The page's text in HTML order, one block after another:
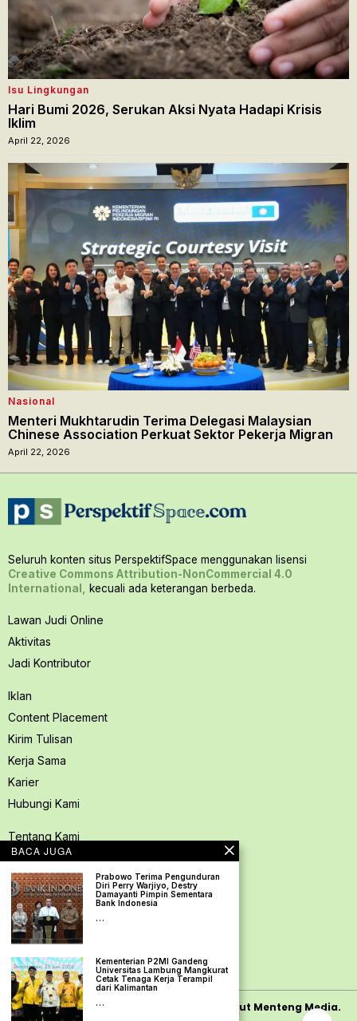
Isu Lingkungan
Hari Bumi 2026, Serukan Aksi Nyata Hadapi Krisis
Iklim
April 22, 2026
Nasional
Menteri Mukhtarudin Terima Delegasi Malaysian
Chinese Association Perkuat Sektor Pekerja Migran
April 22, 2026
Seluruh konten situs PerspektifSpace menggunakan lisensi
Creative Commons Attribution-NonCommercial 4.0
International,
kecuali ada keterangan berbeda.
Lawan Judi Online
Aktivitas
Jadi Kontributor
Iklan
Content Placement
Kirim Tulisan
Kerja Sama
Karier
Hubungi Kami
Tentang Kami
Redaksi PerspektifSpace
Kode Etik Jurnalistik
Pedoman Media Siber
Kebijakan Privasi
Pedoman Ramah Anak
Disclaimer
Copyright2026 PerspektifSpace | PT. Mamut Menteng Media.
BACA JUGA
Prabowo Terima Pengunduran
Diri Perry Warjiyo, Destry
Damayanti Pimpin Sementara
Bank Indonesia
…
Kementerian P2MI Gandeng
Universitas Lambung Mangkurat
Cetak Tenaga Kerja Terampil
dari Kalimantan
…